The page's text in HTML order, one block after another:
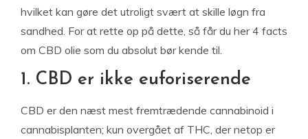
hvilket kan gøre det utroligt svært at skille løgn fra
sandhed. For at rette op på dette, så får du her 4 facts
om CBD olie som du absolut bør kende til.
1. CBD er ikke euforiserende
CBD er den næst mest fremtrædende cannabinoid i
cannabisplanten; kun overgået af THC, der netop er